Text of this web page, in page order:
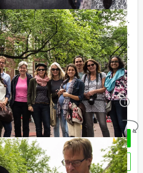
€ 29,50 p.p.
€ 27,50 p.p.
€ 24,50 p.p.
€ 22,50 p.p.
BTW
minuten
personen i
Geheel vrijblijvend
AANVRAGEN
RESERVEREN